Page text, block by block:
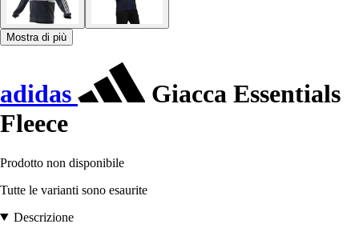
Mostra di più
adidas
Giacca Essentials
Fleece
Prodotto non disponibile
Tutte le varianti sono esaurite
Descrizione